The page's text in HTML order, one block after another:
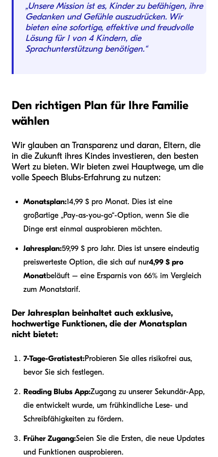
„Unsere Mission ist es, Kinder zu befähigen, ihre
Gedanken und Gefühle auszudrücken. Wir
bieten eine sofortige, effektive und freudvolle
Lösung für 1 von 4 Kindern, die
Sprachunterstützung benötigen.“
Den richtigen Plan für Ihre Familie
wählen
Wir glauben an Transparenz und daran, Eltern, die
in die Zukunft ihres Kindes investieren, den besten
Wert zu bieten. Wir bieten zwei Hauptwege, um die
volle Speech Blubs-Erfahrung zu nutzen:
Monatsplan:14,99 $ pro Monat. Dies ist eine
großartige „Pay-as-you-go“-Option, wenn Sie die
Dinge erst einmal ausprobieren möchten.
Jahresplan:59,99 $ pro Jahr. Dies ist unsere eindeutig
preiswerteste Option, die sich auf nur4,99 $ pro
Monatbeläuft – eine Ersparnis von 66% im Vergleich
zum Monatstarif.
Der Jahresplan beinhaltet auch exklusive,
hochwertige Funktionen, die der Monatsplan
nicht bietet:
7-Tage-Gratistest:Probieren Sie alles risikofrei aus,
bevor Sie sich festlegen.
Reading Blubs App:Zugang zu unserer Sekundär-App,
die entwickelt wurde, um frühkindliche Lese- und
Schreibfähigkeiten zu fördern.
Früher Zugang:Seien Sie die Ersten, die neue Updates
und Funktionen ausprobieren.